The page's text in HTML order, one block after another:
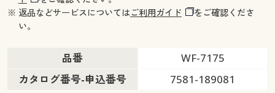
※ 返品などサービスについてはご利用ガイド
をご確認くださ
い。
品番
WF-7175
カタログ番号-申込番号
7581-189081